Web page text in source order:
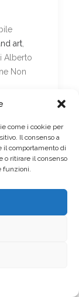
come i cookie per
Il consenso a
il comportamento di
o ritirare il consenso
funzioni.
art
Alberto
Non